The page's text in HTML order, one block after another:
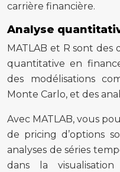
carrière financière.
Analyse
MATLAB et R sont des
quantitative en
des modélisations
Monte Carlo, et des
Avec MATLAB, vous
de pricing d’options
analyses de séries
dans la